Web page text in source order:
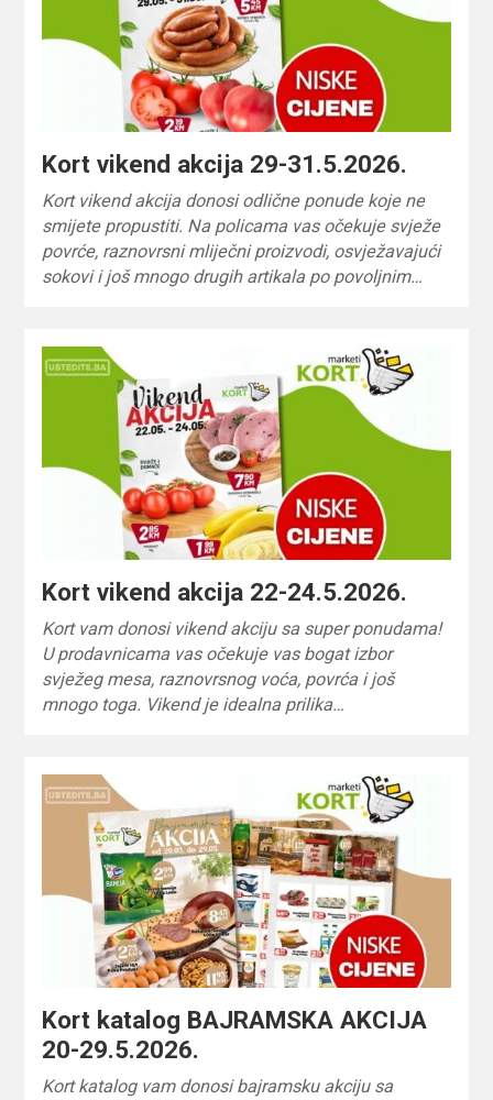
Kort vikend akcija 29-31.5.2026.
Kort vikend akcija donosi odlične ponude koje ne
smijete propustiti. Na policama vas očekuje svježe
povrće, raznovrsni mliječni proizvodi, osvježavajući
sokovi i još mnogo drugih artikala po povoljnim…
Kort vikend akcija 22-24.5.2026.
Kort vam donosi vikend akciju sa super ponudama!
U prodavnicama vas očekuje vas bogat izbor
svježeg mesa, raznovrsnog voća, povrća i još
mnogo toga. Vikend je idealna prilika…
Kort katalog BAJRAMSKA AKCIJA
20-29.5.2026.
Kort katalog vam donosi bajramsku akciju sa